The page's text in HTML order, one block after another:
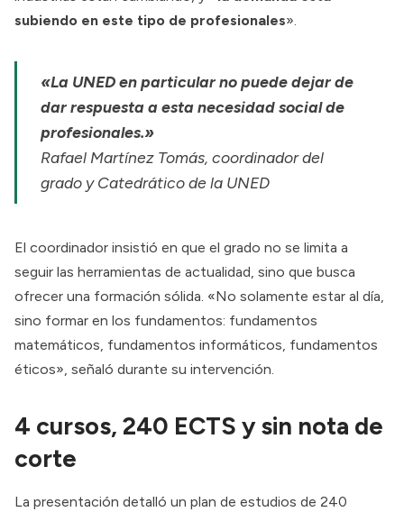
subiendo en este tipo de profesionales».
«La UNED en particular no puede dejar de
dar respuesta a esta necesidad social de
profesionales.»
Rafael Martínez Tomás, coordinador del
grado y Catedrático de la UNED
El coordinador insistió en que el grado no se limita a
seguir las herramientas de actualidad, sino que busca
ofrecer una formación sólida. «No solamente estar al día,
sino formar en los fundamentos: fundamentos
matemáticos, fundamentos informáticos, fundamentos
éticos», señaló durante su intervención.
4 cursos, 240 ECTS y sin nota de
corte
La presentación detalló un plan de estudios de 240